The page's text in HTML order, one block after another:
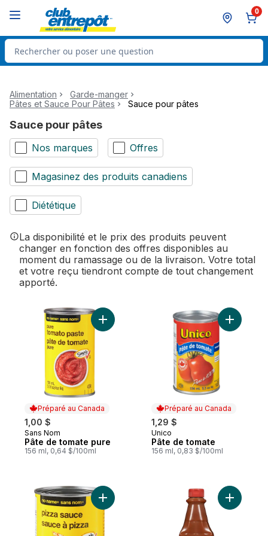
0
Rechercher des produits
Alimentation
Garde-manger
Pâtes et Sauce Pour Pâtes
Sauce pour pâtes
Sauce pour pâtes
Nos marques Offres
Magasinez des produits canadiens
Diététique
La disponibilité et le prix des produits peuvent
changer en fonction des offres disponibles au
moment du ramassage ou de la livraison. Votre total
et votre reçu tiendront compte de tout changement
apporté.
Préparé au Canada
1,00 $
Préparé au Canada
Sans Nom
Pâte de tomate pure
156 ml, 0,64 $/100ml
Ajouter Pâte de tomate pure au panier
Préparé au Canada
1,29 $
Préparé au Canada
Unico
Pâte de tomate
156 ml, 0,83 $/100ml
Ajouter
Ajouter Sauce à pizza au panierAjouter